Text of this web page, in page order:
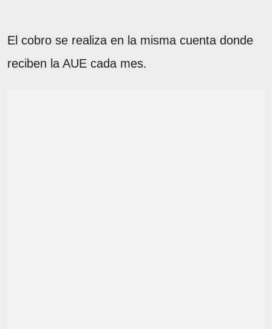
El cobro se realiza en la misma cuenta donde
reciben la AUE cada mes.